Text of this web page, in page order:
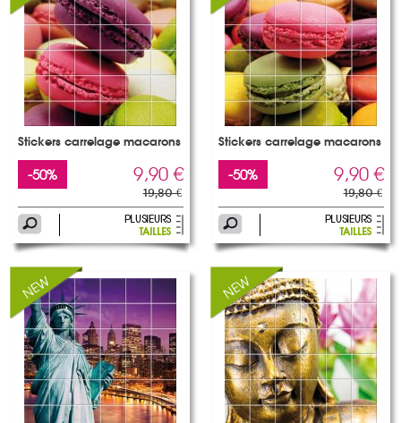
Stickers carrelage macarons
-50% 9,90 €
19,80 €
Stickers carrelage macarons
-50% 9,90 €
19,80 €